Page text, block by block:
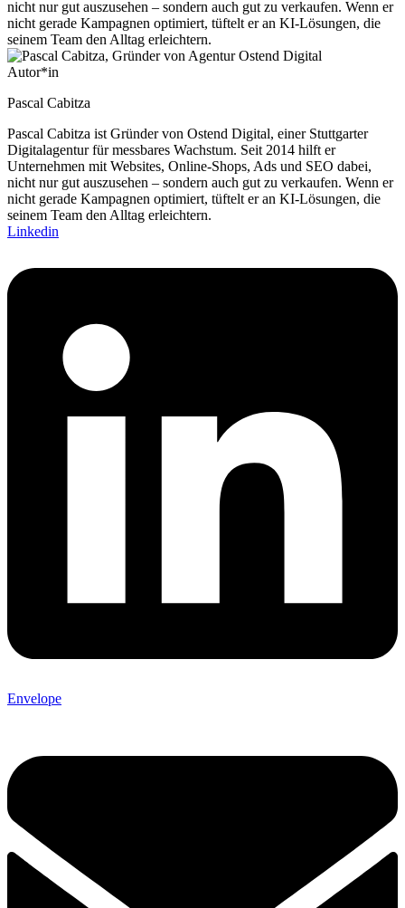
nicht nur gut auszusehen – sondern auch gut zu verkaufen. Wenn er
nicht gerade Kampagnen optimiert, tüftelt er an KI-Lösungen, die
seinem Team den Alltag erleichtern.
Autor*in
Pascal Cabitza
Pascal Cabitza ist Gründer von Ostend Digital, einer Stuttgarter
Digitalagentur für messbares Wachstum. Seit 2014 hilft er
Unternehmen mit Websites, Online-Shops, Ads und SEO dabei,
nicht nur gut auszusehen – sondern auch gut zu verkaufen. Wenn er
nicht gerade Kampagnen optimiert, tüftelt er an KI-Lösungen, die
seinem Team den Alltag erleichtern.
Linkedin
Envelope